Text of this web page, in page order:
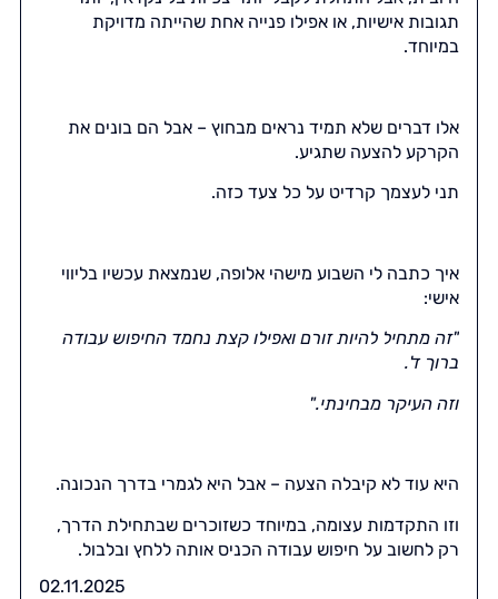
תגובות אישיות, או אפילו פנייה אחת שהייתה מדויקת
במיוחד.
אלו דברים שלא תמיד נראים מבחוץ – אבל הם בונים את
הקרקע להצעה שתגיע.
תני לעצמך קרדיט על כל צעד כזה.
איך כתבה לי השבוע מישהי אלופה, שנמצאת עכשיו בליווי
אישי:
"זה מתחיל להיות זורם ואפילו קצת נחמד החיפוש עבודה
ברוך ד'.
וזה העיקר מבחינתי."
היא עוד לא קיבלה הצעה – אבל היא לגמרי בדרך הנכונה.
וזו התקדמות עצומה, במיוחד כשזוכרים שבתחילת הדרך,
רק לחשוב על חיפוש עבודה הכניס אותה ללחץ ובלבול.
02.11.2025